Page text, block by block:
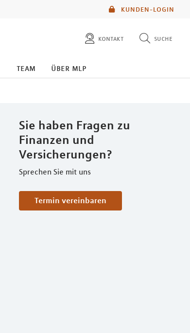
KUNDEN-LOGIN
kontakt suche
diese website durchsuchen
team über mlp
Sie haben Fragen zu
Finanzen und
Versicherungen?
Sprechen Sie mit uns
Termin vereinbaren